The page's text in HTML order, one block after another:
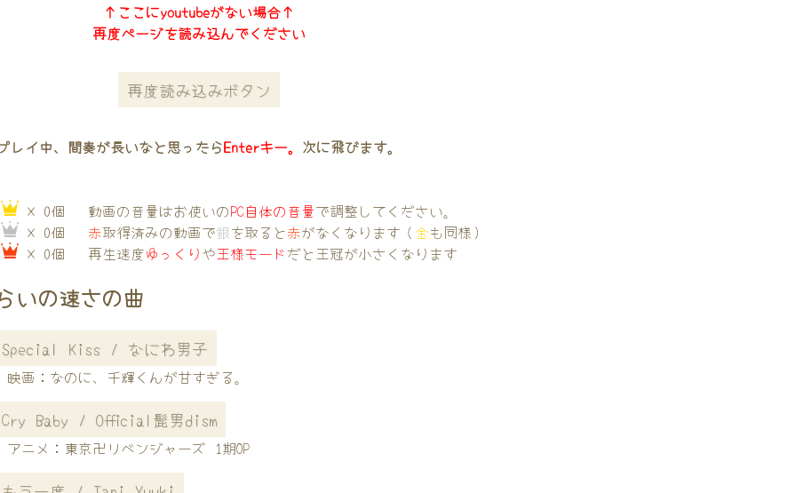
↑ここにyoutubeがない場合↑
再度ページを読み込んでください
再度読み込みボタン
レイ中、間奏が長いなと思ったらEnterキー。 次に飛びます。
× 0個
× 0個
× 0個
動画の音量はお使いのPC自体の音量で調整してください。
赤取得済みの動画で銀を取ると赤がなくなります（ 金も同様）
再生速度ゆっくりや王様モード だと王冠が小さくなります
いの速さの曲
Special Kiss / なにわ男子
映画：なのに、千輝くんが甘すぎる。
Cry Baby / Official髭男dism
アニメ：東京卍リベンジャーズ 1期OP